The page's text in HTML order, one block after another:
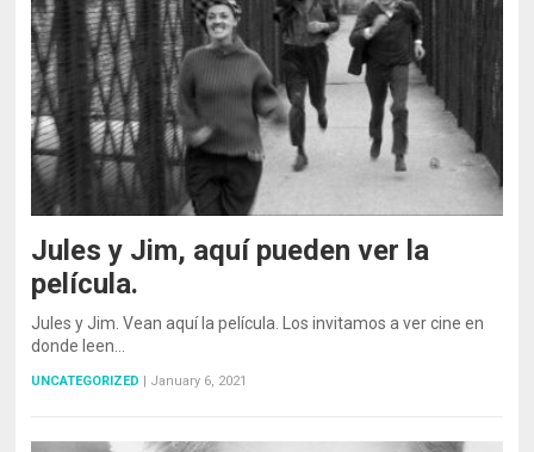
Jules y Jim, aquí pueden ver la
película.
Jules y Jim. Vean aquí la película. Los invitamos a ver cine en
donde leen…
UNCATEGORIZED | January 6, 2021